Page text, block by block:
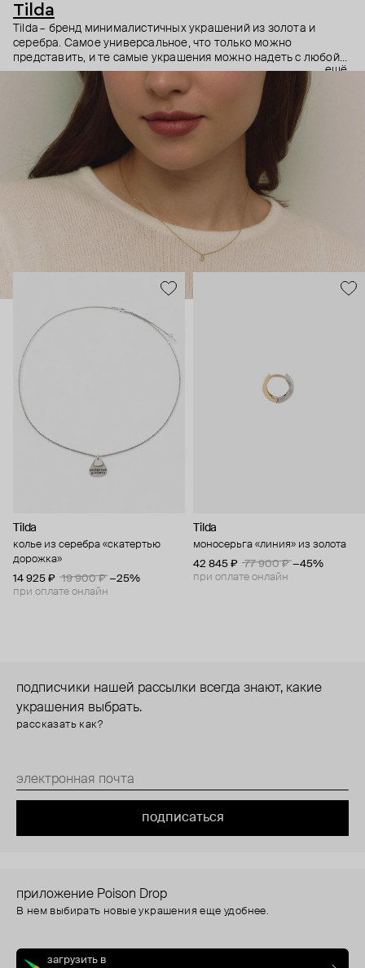
Tilda
Tilda – бренд минималистичных украшений из золота и
серебра. Самое универсальное, что только можно
представить, и те самые украшения можно надеть с любой
одеждой и по любому поводу.
Подарок, с которым невозможно ошибиться (здесь будут
кстати браслеты, серьги и колье с инициалами), или база,
которую вы сможете носить годами и не снимая. Выбираем
свое с Tilda.
ещё
Tilda
колье из серебра «скатертью
дорожка»
14 925 ₽
19 900 ₽ −25%
при оплате онлайн
Tilda
моносерьга «линия» из золота
42 845 ₽
77 900 ₽ −45%
при оплате онлайн
подписчики нашей рассылки всегда знают, какие
украшения выбрать.
рассказать как?
подписаться
приложение Poison Drop
В нем выбирать новые украшения еще удобнее.
загрузить в